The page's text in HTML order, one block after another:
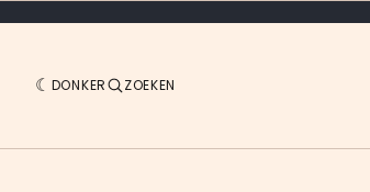
DONKER ZOEKEN